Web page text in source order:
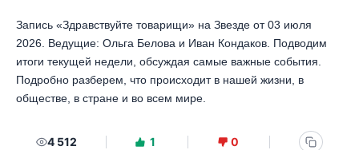
Запись «Здравствуйте товарищи» на Звезде от 03 июля
2026. Ведущие: Ольга Белова и Иван Кондаков. Подводим
итоги текущей недели, обсуждая самые важные события.
Подробно разберем, что происходит в нашей жизни, в
обществе, в стране и во всем мире.
4 512 1 0